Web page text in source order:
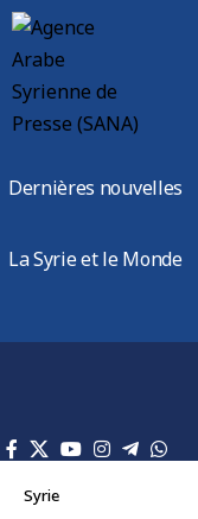
Dernières nouvelles
La Syrie et le Monde
Syrie